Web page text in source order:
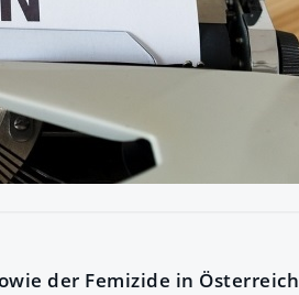
der Femizide in Österreich